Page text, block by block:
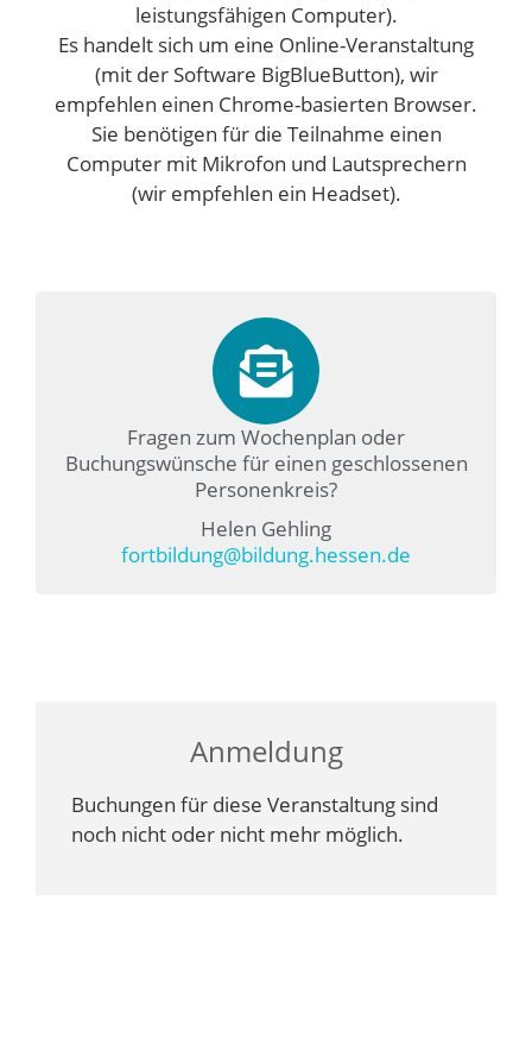
leistungsfähigen Computer).
Es handelt sich um eine Online-Veranstaltung
(mit der Software BigBlueButton), wir
empfehlen einen Chrome-basierten Browser.
Sie benötigen für die Teilnahme einen
Computer mit Mikrofon und Lautsprechern
(wir empfehlen ein Headset).
Fragen zum Wochenplan oder
Buchungswünsche für einen geschlossenen
Personenkreis?
Helen Gehling
fortbildung@bildung.hessen.de
Anmeldung
Buchungen für diese Veranstaltung sind
noch nicht oder nicht mehr möglich.